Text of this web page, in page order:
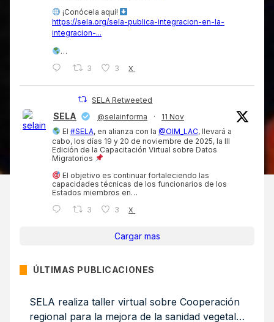
¡Conócela aquí!
https://sela.org/sela-publica-integracion-en-la-
integracion-...
…
3
3 X
SELA Retweeted
SELA @selainforma ·
11 Nov
El #SELA, en alianza con la @OIM_LAC, llevará a
cabo, los días 19 y 20 de noviembre de 2025, la III
Edición de la Capacitación Virtual sobre Datos
Migratorios
El objetivo es continuar fortaleciendo las
capacidades técnicas de los funcionarios de los
Estados miembros en…
3
3 X
Cargar mas
ÚLTIMAS PUBLICACIONES
SELA realiza taller virtual sobre Cooperación
regional para la mejora de la sanidad vegetal: